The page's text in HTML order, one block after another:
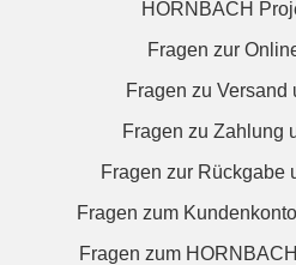
HORNBACH
Fragen zur
Fragen zu Versand
Fragen zu Zahlung
Fragen zur Rückgabe
Fragen zum
Fragen zum